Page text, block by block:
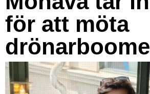
för att möta